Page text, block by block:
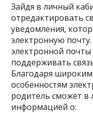
Зайдя в личный
отредактировать
уведомления,
электронную
электронной почты
поддерживать
Благодаря
особенностям
родитель сможет в
информацией о: